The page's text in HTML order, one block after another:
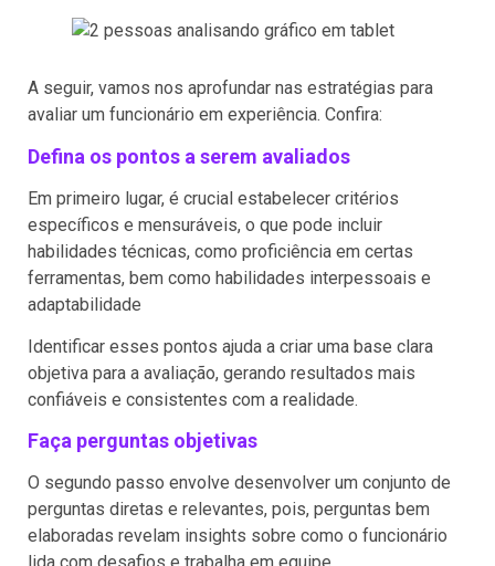
A seguir, vamos nos aprofundar nas estratégias para
avaliar um funcionário em experiência. Confira:
Defina os pontos a serem avaliados
Em primeiro lugar, é crucial estabelecer critérios
específicos e mensuráveis, o que pode incluir
habilidades técnicas, como proficiência em certas
ferramentas, bem como habilidades interpessoais e
adaptabilidade
Identificar esses pontos ajuda a criar uma base clara
objetiva para a avaliação, gerando resultados mais
confiáveis e consistentes com a realidade.
Faça perguntas objetivas
O segundo passo envolve desenvolver um conjunto de
perguntas diretas e relevantes, pois, perguntas bem
elaboradas revelam insights sobre como o funcionário